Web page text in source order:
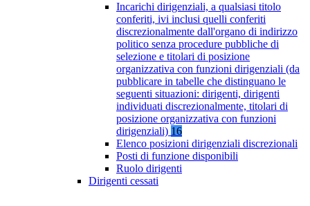
Incarichi dirigenziali, a qualsiasi titolo
conferiti, ivi inclusi quelli conferiti
discrezionalmente dall'organo di indirizzo
politico senza procedure pubbliche di
selezione e titolari di posizione
organizzativa con funzioni dirigenziali (da
pubblicare in tabelle che distinguano le
seguenti situazioni: dirigenti, dirigenti
individuati discrezionalmente, titolari di
posizione organizzativa con funzioni
dirigenziali) 16
Elenco posizioni dirigenziali discrezionali
Posti di funzione disponibili
Ruolo dirigenti
Dirigenti cessati